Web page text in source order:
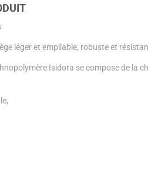
léger et empilable, robuste et
Isidora se compose de la